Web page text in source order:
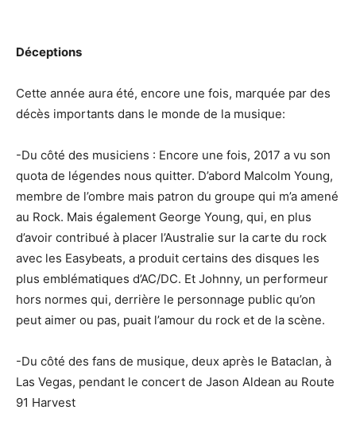
Déceptions
Cette année aura été, encore une fois, marquée par des
décès importants dans le monde de la musique:
-Du côté des musiciens : Encore une fois, 2017 a vu son
quota de légendes nous quitter. D’abord Malcolm Young,
membre de l’ombre mais patron du groupe qui m’a amené
au Rock. Mais également George Young, qui, en plus
d’avoir contribué à placer l’Australie sur la carte du rock
avec les Easybeats, a produit certains des disques les
plus emblématiques d’AC/DC. Et Johnny, un performeur
hors normes qui, derrière le personnage public qu’on
peut aimer ou pas, puait l’amour du rock et de la scène.
-Du côté des fans de musique, deux après le Bataclan, à
Las Vegas, pendant le concert de Jason Aldean au Route
91 Harvest